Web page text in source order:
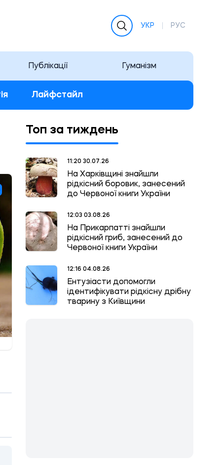
УКР РУС
Публікації Гуманізм
Лайфстайл
Топ за тиждень
11:20 30.07.26
На Харківщині знайшли
рідкісний боровик, занесений
до Червоної книги України
12:03 03.08.26
На Прикарпатті знайшли
рідкісний гриб, занесений до
Червоної книги України
12:16 04.08.26
Ентузіасти допомогли
ідентифікувати рідкісну дрібну
тварину з Київщини